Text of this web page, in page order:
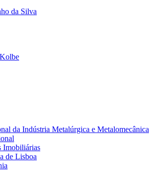
da Silva
da Indústria Metalúrgica e Metalomecânica
Imobiliárias
de Lisboa